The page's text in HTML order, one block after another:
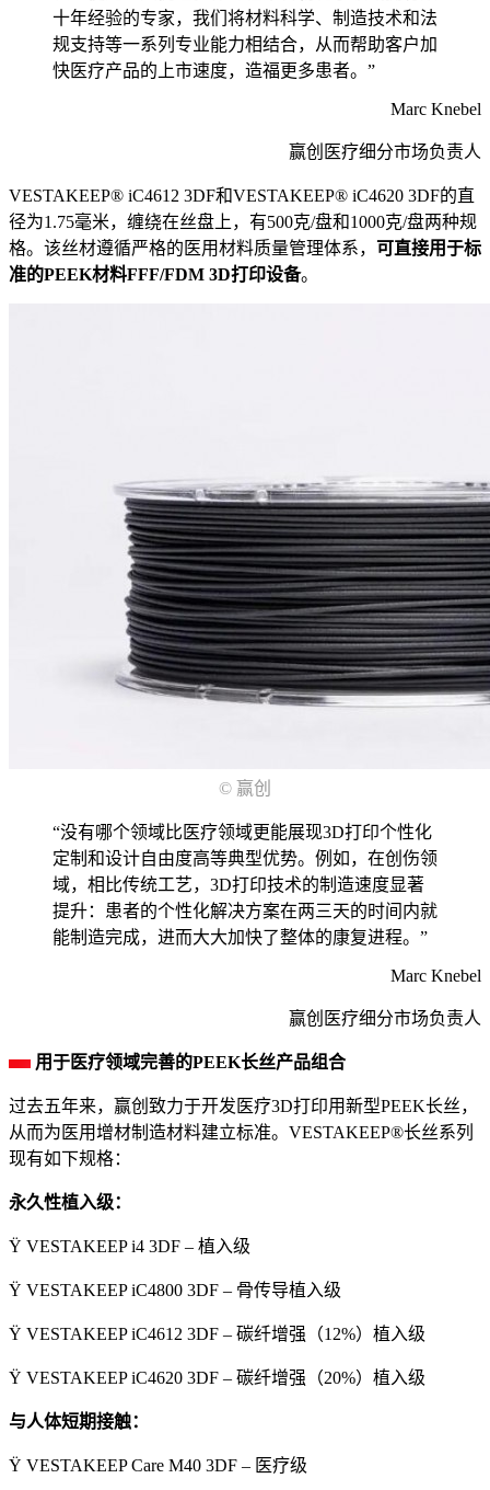
十年经验的专家，我们将材料科学、制造技术和法
规支持等一系列专业能力相结合，从而帮助客户加
快医疗产品的上市速度，造福更多患者。”
Marc Knebel
赢创医疗细分市场负责人
VESTAKEEP® iC4612 3DF和VESTAKEEP® iC4620 3DF的直
径为1.75毫米，缠绕在丝盘上，有500克/盘和1000克/盘两种规
格。该丝材遵循严格的医用材料质量管理体系， 可直接用于标
准的PEEK材料FFF/FDM 3D打印设备。
© 赢创
“没有哪个领域比医疗领域更能展现3D打印个性化
定制和设计自由度高等典型优势。例如，在创伤领
域，相比传统工艺，3D打印技术的制造速度显著
提升：患者的个性化解决方案在两三天的时间内就
能制造完成，进而大大加快了整体的康复进程。”
Marc Knebel
赢创医疗细分市场负责人
用于医疗领域完善的PEEK长丝产品组合
过去五年来，赢创致力于开发医疗3D打印用新型PEEK长丝，
从而为医用增材制造材料建立标准。VESTAKEEP®长丝系列
现有如下规格：
永久性植入级：
Ÿ VESTAKEEP i4 3DF – 植入级
Ÿ VESTAKEEP iC4800 3DF – 骨传导植入级
Ÿ VESTAKEEP iC4612 3DF – 碳纤增强（12%）植入级
Ÿ VESTAKEEP iC4620 3DF – 碳纤增强（20%）植入级
与人体短期接触：
Ÿ VESTAKEEP Care M40 3DF – 医疗级